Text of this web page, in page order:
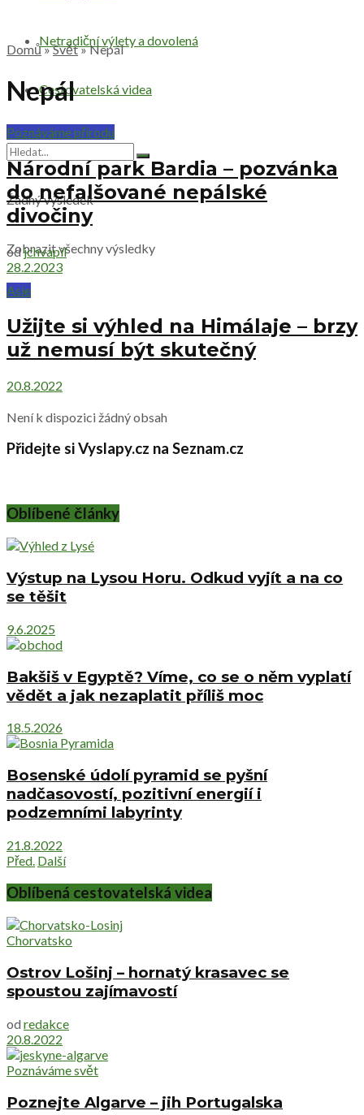
Netradiční výlety a dovolená
Cestovatelská videa
Žádný výsledek
Zobrazit všechny výsledky
Domů»Svět»Nepál
Nepál
Poznáváme přírodu
Národní park Bardia – pozvánka
do nefalšované nepálské
divočiny
odjchvapil
28.2.2023
Asie
Užijte si výhled na Himálaje – brzy
už nemusí být skutečný
20.8.2022
Není k dispozici žádný obsah
Přidejte si Vyslapy.cz na Seznam.cz
Oblíbené články
Výstup na Lysou Horu. Odkud vyjít a na co
se těšit
9.6.2025
Bakšiš v Egyptě? Víme, co se o něm vyplatí
vědět a jak nezaplatit příliš moc
18.5.2026
Bosenské údolí pyramid se pyšní
nadčasovostí, pozitivní energií i
podzemními labyrinty
21.8.2022
Před. Další
Oblíbená cestovatelská videa
Chorvatsko
Ostrov Lošinj – hornatý krasavec se
spoustou zajímavostí
od redakce
20.8.2022
Poznáváme svět
Poznejte Algarve – jih Portugalska